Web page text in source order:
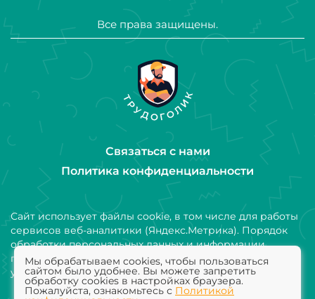
Все права защищены.
Связаться с нами
Политика конфиденциальности
Сайт использует файлы cookie, в том числе для работы
сервисов веб-аналитики (Яндекс.Метрика). Порядок
обработки персональных данных и информации,
получаемой с использованием файлов cookie,
установлен Политикой конфиденциальности
Добавить компанию
Мы обрабатываем cookies, чтобы пользоваться
сайтом было удобнее. Вы можете запретить
обработку cookies в настройках браузера.
Пожалуйста, ознакомьтесь с Политикой